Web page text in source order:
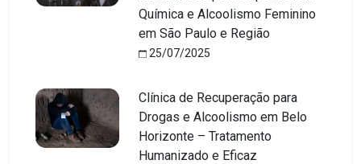
Química e Alcoolismo Feminino
em São Paulo e Região
25/07/2025
Clínica de Recuperação para
Drogas e Alcoolismo em Belo
Horizonte – Tratamento
Humanizado e Eficaz